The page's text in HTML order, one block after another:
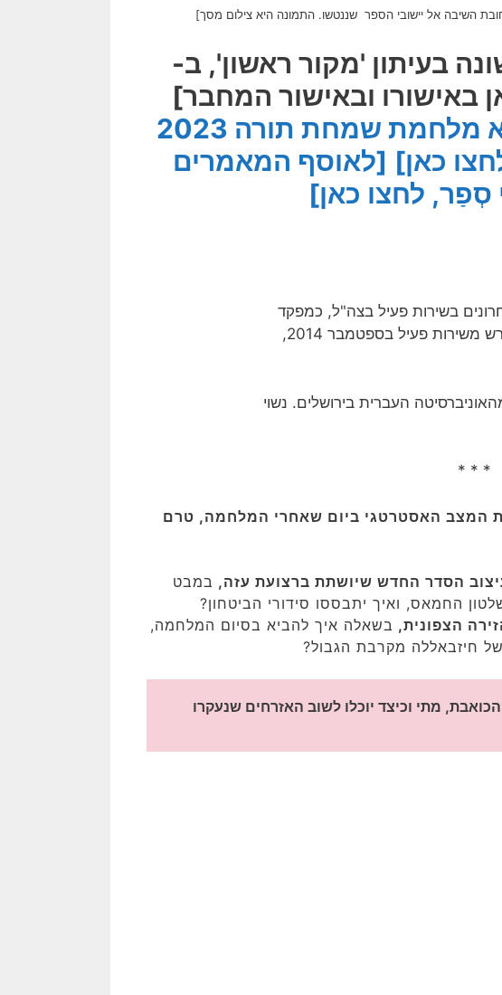
השיבה אל יישובי הספר שננטשו. התמונה היא צילום מסך]
בעיתון 'מקור ראשון', ב-
[לאוסף, המאמרים בנושא מלחמת שמחת תורה 2023
כאן] [לאוסף המאמרים
סְפַ‏ר, לחצו כאן]
בשירות פעיל בצה"ל, כמפקד
המכללות הצבאיות וכמפקד הגיס הצפוני. הוא פרש משירות פעיל בספטמבר 2014,
העברית בירושלים. נשוי
* * *
המצב האסטרטגי ביום שאחרי המלחמה, טרם
הסדר החדש שיושתת ברצועת עזה, במבט
החמאס, ואיך יתבססו סידורי הביטחון?
הצפונית, בשאלה איך להביא בסיום המלחמה,
חיזבאללה מקרבת הגבול?